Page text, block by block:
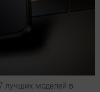
лучших моделей в